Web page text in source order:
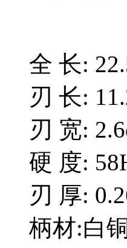
全 长:
刃 长:
刃 宽:
硬 度:
刃 厚:
柄材:白